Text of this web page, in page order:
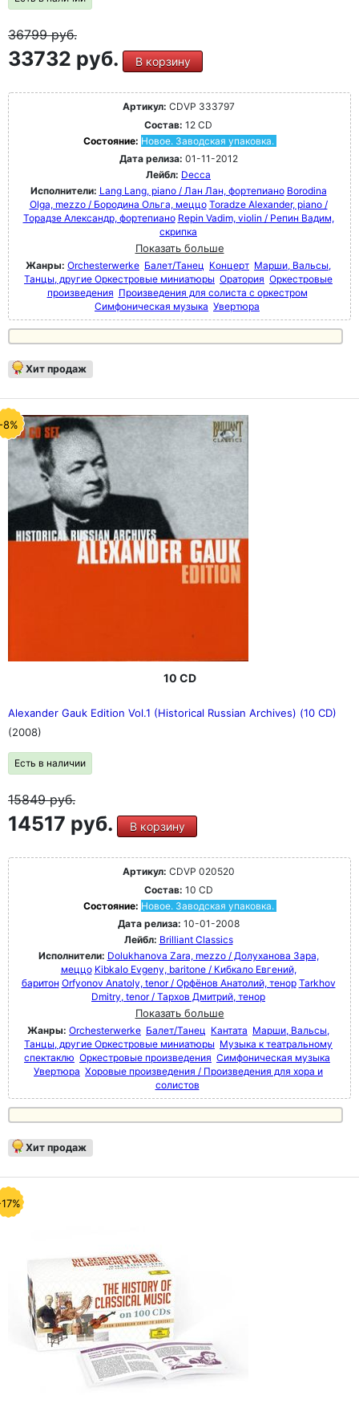
36799руб.
33732 руб. В корзину
Артикул: CDVP 333797
Состав: 12 CD
Состояние: Новое. Заводская упаковка.
Дата релиза: 01-11-2012
Лейбл: Decca
Исполнители: Lang Lang, piano / Лан Лан, фортепиано Borodina
Olga, mezzo / Бородина Ольга, меццо Toradze Alexander, piano /
Торадзе Александр, фортепиано Repin Vadim, violin / Репин Вадим,
скрипка
Показать больше
Жанры: Orchesterwerke Балет/Танец Концерт Марши, Вальсы,
Танцы, другие Оркестровые миниатюры Оратория Оркестровые
произведения Произведения для солиста с оркестром
Симфоническая музыка Увертюра
Хит продаж
8%
10 CD
Alexander Gauk Edition Vol.1 (Historical Russian Archives) (10 CD)
(2008)
Есть в наличии
15849руб.
14517 руб. В корзину
Артикул: CDVP 020520
Состав: 10 CD
Состояние: Новое. Заводская упаковка.
Дата релиза: 10-01-2008
Лейбл: Brilliant Classics
Исполнители: Dolukhanova Zara, mezzo / Долуханова Зара,
меццо Kibkalo Evgeny, baritone / Кибкало Евгений,
баритон Orfyonov Anatoly, tenor / Орфёнов Анатолий, тенор Tarkhov
Dmitry, tenor / Тархов Дмитрий, тенор
Показать больше
Жанры: Orchesterwerke Балет/Танец Кантата Марши, Вальсы,
Танцы, другие Оркестровые миниатюры Музыка к театральному
спектаклю Оркестровые произведения Симфоническая музыка
Увертюра Хоровые произведения / Произведения для хора и
солистов
Хит продаж